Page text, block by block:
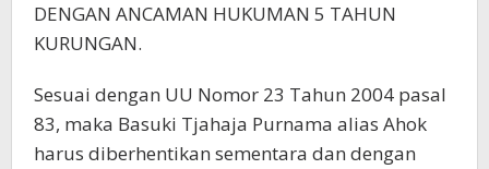
DENGAN ANCAMAN HUKUMAN 5 TAHUN
KURUNGAN.
Sesuai dengan UU Nomor 23 Tahun 2004 pasal
83, maka Basuki Tjahaja Purnama alias Ahok
harus diberhentikan sementara dan dengan